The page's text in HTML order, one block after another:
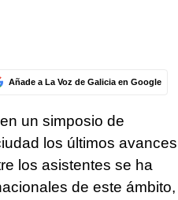
Añade a La Voz de Galicia en Google
un simposio de
los últimos avances
los asistentes se ha
de este ámbito,